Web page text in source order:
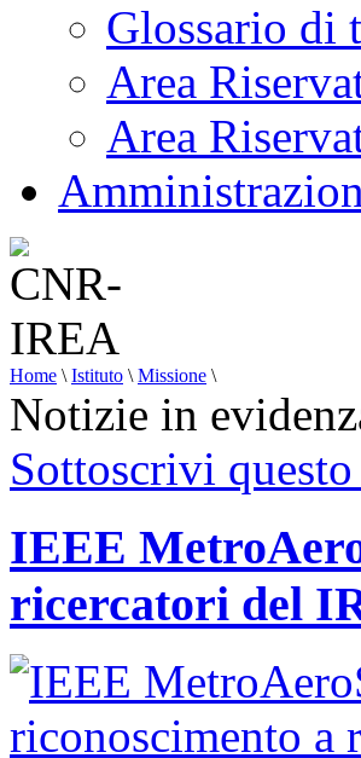
Glossario di
Area
Area
Home \ Istituto \ Missione \
Notizie in
Sottoscrivi
IEEE
ricercatori del